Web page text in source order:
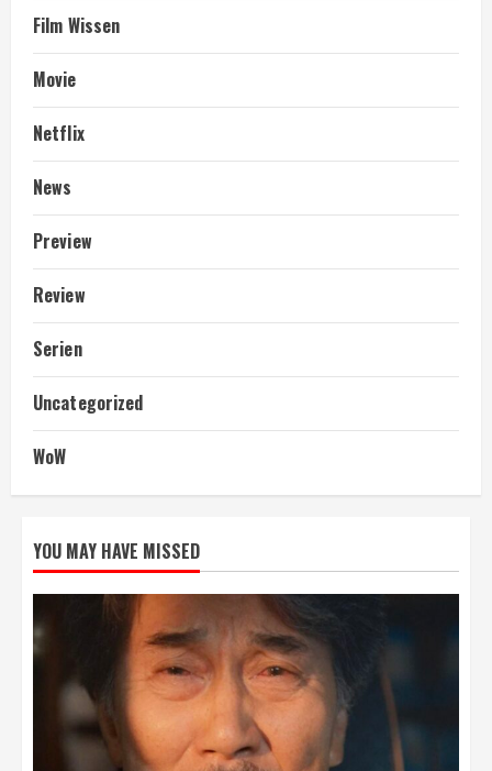
Film Wissen
Movie
Netflix
News
Preview
Review
Serien
Uncategorized
WoW
YOU MAY HAVE MISSED